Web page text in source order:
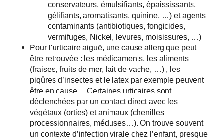
conservateurs, émulsifiants, épaississants,
gélifiants, aromatisants, quinine, …) et agents
contaminants (antibiotiques, fongicides,
vermifuges, Nickel, levures, moisissures, …)
Pour l’urticaire aiguë, une cause allergique peut
être retrouvée : les médicaments, les aliments
(fraises, fruits de mer, lait de vache, …) , les
piqûres d’insectes et le latex par exemple peuvent
être en cause… Certaines urticaires sont
déclenchées par un contact direct avec les
végétaux (orties) et animaux (chenilles
processionnaires, méduses…). On trouve souvent
un contexte d’infection virale chez l’enfant, presque